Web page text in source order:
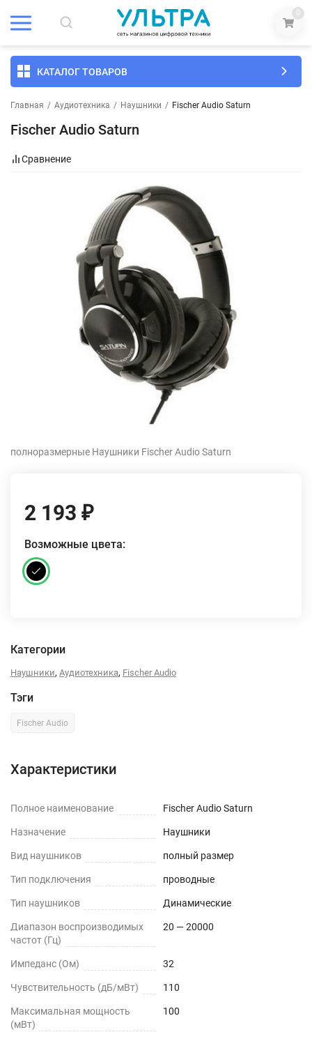
0
КАТАЛОГ ТОВАРОВ
Главная / Аудиотехника / Наушники / Fischer Audio Saturn
Fischer Audio Saturn
Сравнение
полноразмерные Наушники Fischer Audio Saturn
2 193 ₽
Возможные цвета:
Категории
Наушники, Аудиотехника, Fischer Audio
Тэги
Fischer Audio
Характеристики
Полное наименование Fischer Audio Saturn
Назначение Наушники
Вид наушников полный размер
Тип подключения проводные
Тип наушников Динамические
Диапазон воспроизводимых
частот (Гц)
20 — 20000
Импеданс (Ом) 32
Чувствительность (дБ/мВт) 110
Максимальная мощность
(мВт)
100